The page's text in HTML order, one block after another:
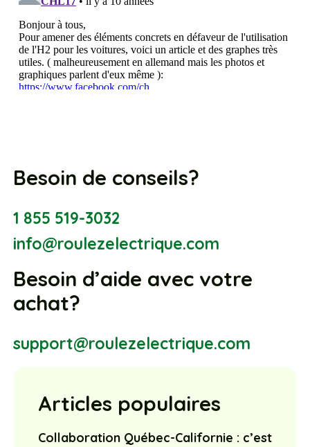
Besoin de conseils?
1 855 519-3032
info@roulezelectrique.com
Besoin d’aide avec votre
achat?
support@roulezelectrique.com
Articles populaires
Collaboration Québec-Californie : c’est